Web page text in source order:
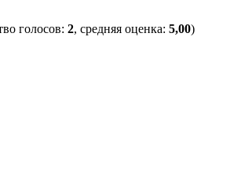
голосов: 2, средняя оценка: 5,00)